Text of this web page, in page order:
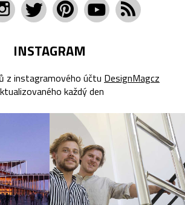
INSTAGRAM
z instagramového účtu DesignMagcz
každý den